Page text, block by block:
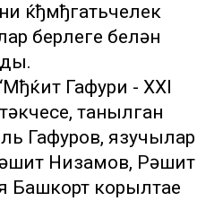
ќђмђгатьчелек
берлеге белән
Гафури - XXI
танылган
Гафуров, язучылар
Низамов, Рәшит
Башкорт корылтае